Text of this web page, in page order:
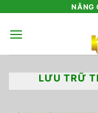
nội
NÂNG
LƯU TRỮ